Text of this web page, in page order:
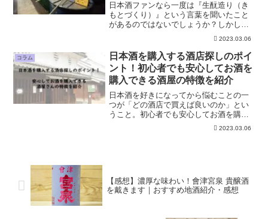
日本酒ファンなら一度は『生酛造り（き
もとづくり）』という言葉を聞いたこと
があるのではないでしょうか？しかし
『生酛造り』がどういった造り方で、生
酛造りで作られた日本酒がどういう味わ
いになるのかは（特に日本酒を好きにな
って間もない頃は）あまり知...
2023.03.06
コラム
日本酒を購入する酒店探しのポイ
ント！初心者でも安心してお酒を
購入できる酒屋の特徴を紹介
日本酒を好きになってから悩むことの一
つが「どの酒店で買えば良いのか」とい
うこと。初心者でも安心してお酒を購入
できる酒屋さんの特徴やお店探しのポイ
2023.03.06
【感想】濃厚な味わい！會津宮泉 貴醸酒
を戴きます｜おすすめ地酒紹介・感想